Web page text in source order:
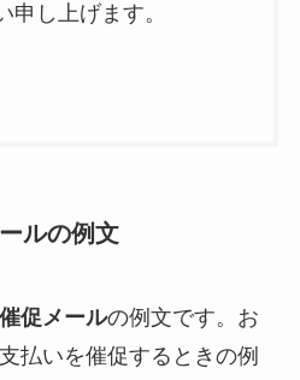
申し上げます。
ルの例文
促メールの例文です。お
払いを催促するときの例